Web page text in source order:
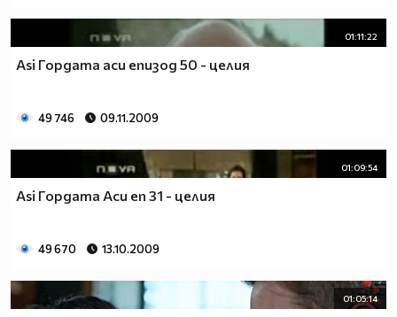
01:11:22
Asi Гордата аси епизод 50 - целия
49 746 09.11.2009
01:09:54
Asi Гордата Аси еп 31 - целия
49 670 13.10.2009
01:05:14